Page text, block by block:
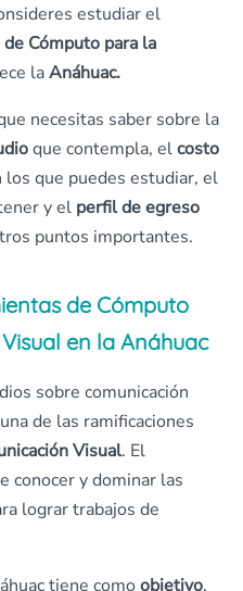
estudiar el
Cómputo para la
laAnáhuac.
necesitas saber sobre la
que contempla, elcosto
los que puedes estudiar, el
y el perfil de egreso
puntos importantes.
de Cómputo
en la Anáhuac
sobre comunicación
de las ramificaciones
Visual. El
conocer y dominar las
lograr trabajos de
tiene como objetivo,